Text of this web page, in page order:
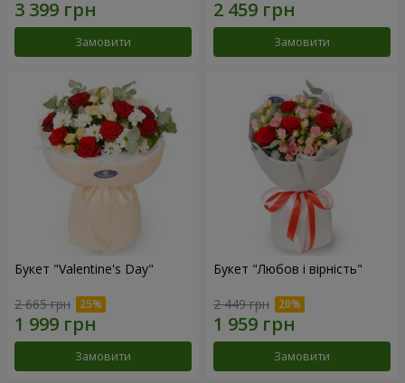
Замовити Замовити
Букет "Valentine's Day"
2 665 грн
Замовити
Букет "Любов і вірність"
2 449 грн
Замовити